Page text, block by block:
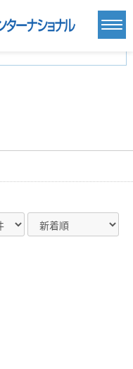
マルチメディア(0)